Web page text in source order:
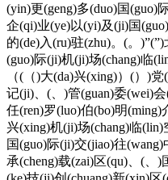
(yin)更(geng)多(duo)国(guo)
企(qi)业(ye)以(yi)及(ji)国
的(de)入(ru)驻(zhu)。(。
(guo)际(ji)机(ji)场(chang)临
（(（)大(da)兴(xing)）(）)
记(ji)、(、)管(guan)委(wei)
任(ren)罗(luo)伯(bo)明(ming)
兴(xing)机(ji)场(chang)临
国(guo)际(ji)交(jiao)往
承(cheng)载(zai)区(qu)、(、